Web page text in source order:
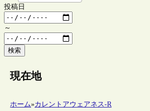
投稿日
～
検索
現在地
ホーム»カレントアウェアネス-R